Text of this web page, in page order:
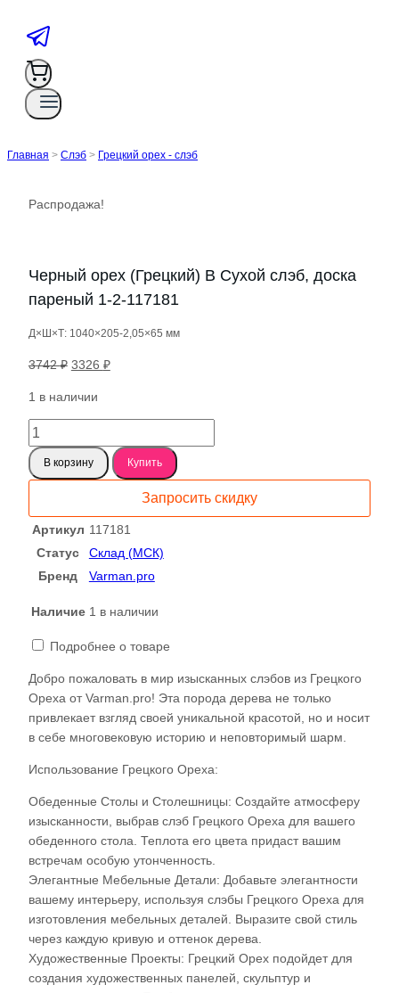
Главная > Слэб > Грецкий орех - слэб
Распродажа!
Черный орех (Грецкий) B Сухой слэб, доска
пареный 1-2-117181
Д×Ш×Т: 1040×205-2,05×65 мм
3742₽ Первоначальная
составляла
3742 ₽.
3326 ₽Текущая
1 в наличии
Количество
товара
Черный
орех
B
Сухой
доска
пареный
2-
В корзину Купить
Запросить скидку
Артикул 117181
Статус
Склад (МСК)
Бренд
Varman.pro
Наличие 1 в наличии
Подробнее о товаре
Добро пожаловать в мир изысканных слэбов из Грецкого
Ореха от Varman.pro! Эта порода дерева не только
привлекает взгляд своей уникальной красотой, но и носит
в себе многовековую историю и неповторимый шарм.
Использование Грецкого Ореха:
Обеденные Столы и Столешницы: Создайте атмосферу
изысканности, выбрав слэб Грецкого Ореха для вашего
обеденного стола. Теплота его цвета придаст вашим
встречам особую утонченность.
Элегантные Мебельные Детали: Добавьте элегантности
вашему интерьеру, используя слэбы Грецкого Ореха для
изготовления мебельных деталей. Выразите свой стиль
через каждую кривую и оттенок дерева.
Художественные Проекты: Грецкий Орех подойдет для
создания художественных панелей, скульптур и